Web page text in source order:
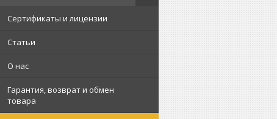
Сертификаты и лицензии
Статьи
О нас
Гарантия, возврат и обмен
товара